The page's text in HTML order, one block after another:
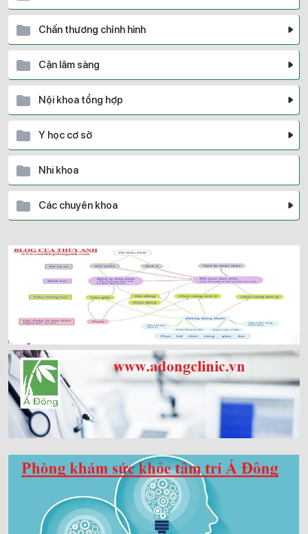
Chấn thương chỉnh hình
Cận lâm sàng
Nội khoa tổng hợp
Y học cơ sở
Nhi khoa
Các chuyên khoa